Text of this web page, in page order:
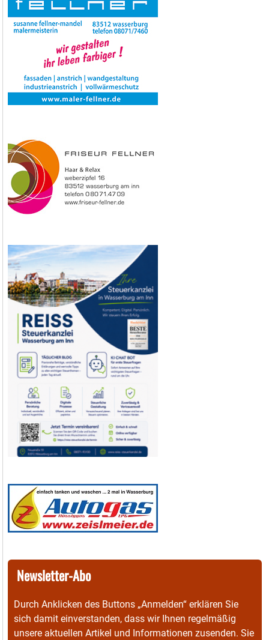
Newsletter-Abo
Durch Anklicken des Buttons „Anmelden“ erklären Sie
sich damit einverstanden, dass wir Ihnen regelmäßig
unsere aktuellen Artikel und Informationen zusenden. Sie